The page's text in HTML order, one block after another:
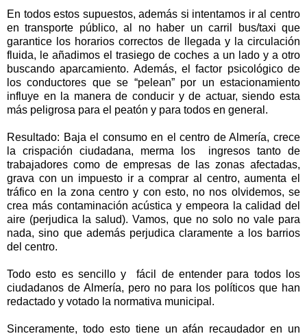
En todos estos supuestos, además si intentamos ir al centro
en transporte público, al no haber un carril bus/taxi que
garantice los horarios correctos de llegada y la circulación
fluida, le añadimos el trasiego de coches a un lado y a otro
buscando aparcamiento. Además, el factor psicológico de
los conductores que se “pelean” por un estacionamiento
influye en la manera de conducir y de actuar, siendo esta
más peligrosa para el peatón y para todos en general.
Resultado: Baja el consumo en el centro de Almería, crece
la crispación ciudadana, merma los ingresos tanto de
trabajadores como de empresas de las zonas afectadas,
grava con un impuesto ir a comprar al centro, aumenta el
tráfico en la zona centro y con esto, no nos olvidemos, se
crea más contaminación acústica y empeora la calidad del
aire (perjudica la salud). Vamos, que no solo no vale para
nada, sino que además perjudica claramente a los barrios
del centro.
Todo esto es sencillo y fácil de entender para todos los
ciudadanos de Almería, pero no para los políticos que han
redactado y votado la normativa municipal.
Sinceramente, todo esto tiene un afán recaudador en un